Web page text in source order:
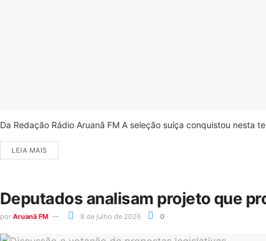
Da Redação Rádio Aruanã FM A seleção suíça conquistou nesta
LEIA MAIS
Deputados analisam projeto que
por Aruanã FM 8 de julho de 2026 0